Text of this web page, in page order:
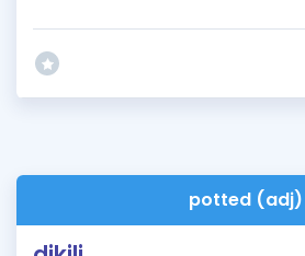
potted (adj)